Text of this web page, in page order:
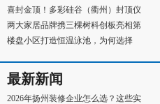
重开馆
喜封金顶！多彩硅谷（衢州）封顶仪
式圆满礼成！
两大家居品牌携三棵树科创板亮相第
十九届中国国际
楼盘小区打造恒温泳池，为何选择
最新新闻
2026年扬州装修企业怎么选？这些实